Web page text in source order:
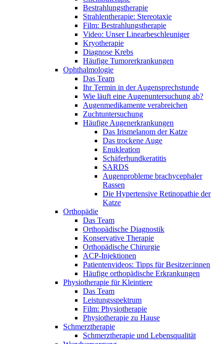
Bestrahlungstherapie
Strahlentherapie: Stereotaxie
Film: Bestrahlungstherapie
Video: Unser Linearbeschleuniger
Kryotherapie
Diagnose Krebs
Häufige Tumorerkrankungen
Ophthalmologie
Das Team
Ihr Termin in der Augensprechstunde
Wie läuft eine Augenuntersuchung ab?
Augenmedikamente verabreichen
Zuchtuntersuchung
Häufige Augenerkrankungen
Das Irismelanom der Katze
Das trockene Auge
Enukleation
Schäferhundkeratitis
SARDS
Augenprobleme brachycephaler
Rassen
Die Hypertensive Retinopathie der
Katze
Orthopädie
Das Team
Orthopädische Diagnostik
Konservative Therapie
Orthopädische Chirurgie
ACP-Injektionen
Patientenvideos: Tipps für Besitzer:innen
Häufige orthopädische Erkrankungen
Physiotherapie für Kleintiere
Das Team
Leistungsspektrum
Film: Physiotherapie
Physiotherapie zu Hause
Schmerztherapie
Schmerztherapie und Lebensqualität